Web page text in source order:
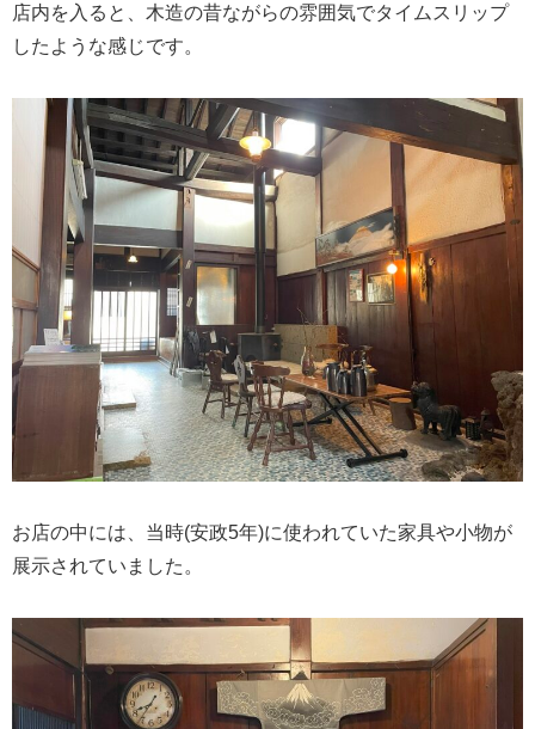
店内を入ると、木造の昔ながらの雰囲気でタイムスリップ
したような感じです。
お店の中には、当時(安政5年)に使われていた家具や小物が
展示されていました。